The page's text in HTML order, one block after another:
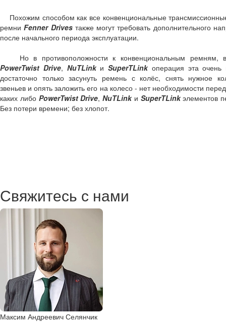
Похожим способом как все конвенциональные
ремниFenner Drivesтакже могут требовать дополнительного
после начального периода эксплуатации.
Но в противоположности к конвенциональным ремням,
PowerTwist Drive, NuTLinkи SuperTLinkоперация эта очень
достаточно только засунуть ремень с колёс, снять нужное
звеньев и опять заложить его на колесо - нет необходимости
каких либо PowerTwist Drive, NuTLinkи SuperTLinkэлементов
Без потери времени; без хлопот.
Свяжитесь с нами
Максим Андреевич Селянчик